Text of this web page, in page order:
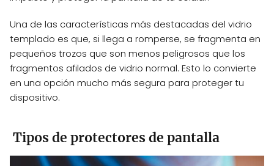
Una de las características más destacadas del vidrio
templado es que, si llega a romperse, se fragmenta en
pequeños trozos que son menos peligrosos que los
fragmentos afilados de vidrio normal. Esto lo convierte
en una opción mucho más segura para proteger tu
dispositivo.
Tipos de protectores de pantalla